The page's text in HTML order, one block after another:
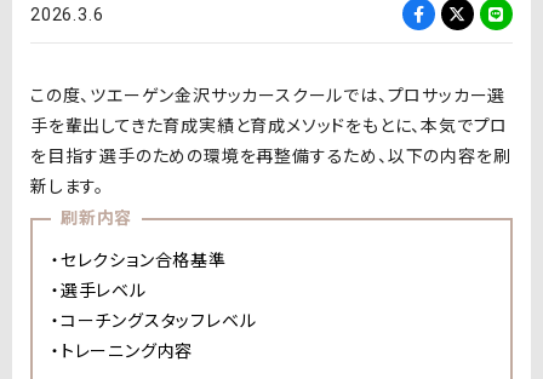
2026.3.6
この度、ツエーゲン金沢サッカースクールでは、プロサッカー選
手を輩出してきた育成実績と育成メソッドをもとに、本気でプロ
を目指す選手のための環境を再整備するため、以下の内容を刷
新します。
刷新内容
・セレクション合格基準
・選手レベル
・コーチングスタッフレベル
・トレーニング内容